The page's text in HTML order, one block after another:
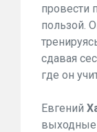
провести
пользой.
сдавая
где он
Евгений
выходные